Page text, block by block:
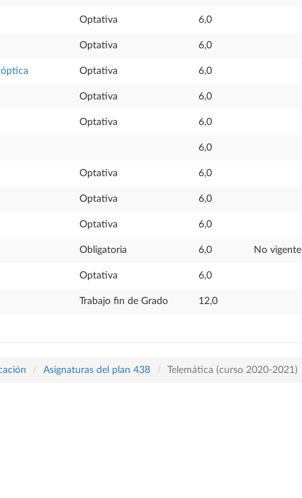
Optativa 6,0
Optativa 6,0
Optativa 6,0
Optativa 6,0
Optativa 6,0
6,0
Optativa 6,0
Optativa 6,0
Optativa 6,0
Obligatoria 6,0 No vigente
Optativa 6,0
Trabajo fin de Grado 12,0
Asignaturas del plan 438 Telemática (curso 2020-2021)